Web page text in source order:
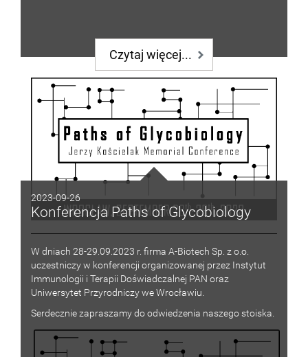
Czytaj więcej...
2023-09-26
Konferencja Paths of Glycobiology
W dniach 28-29.09.2023 r. firma A-Biotech Sp. z o.o.
uczestniczy w konferencji organizowanej przez Instytut
Immunologii i Terapii Doświadczalnej PAN oraz
Uniwersytet Przyrodniczy we Wrocławiu.
Serdecznie zapraszamy do odwiedzenia naszego stoiska.